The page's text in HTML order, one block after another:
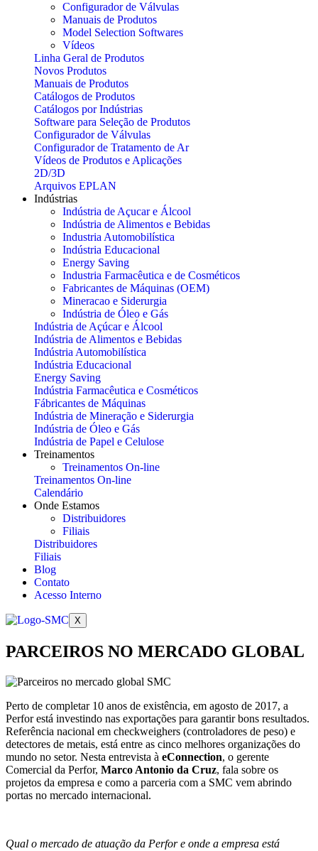
Configurador de Válvulas
Manuais de Produtos
Model Selection Softwares
Vídeos
Linha Geral de Produtos
Novos Produtos
Manuais de Produtos
Catálogos de Produtos
Catálogos por Indústrias
Software para Seleção de Produtos
Configurador de Válvulas
Configurador de Tratamento de Ar
Vídeos de Produtos e Aplicações
2D/3D
Arquivos EPLAN
Indústrias
Indústria de Açucar e Álcool
Indústria de Alimentos e Bebidas
Industria Automobilística
Indústria Educacional
Energy Saving
Industria Farmacêutica e de Cosméticos
Fabricantes de Máquinas (OEM)
Mineracao e Siderurgia
Indústria de Óleo e Gás
Indústria de Açúcar e Álcool
Indústria de Alimentos e Bebidas
Indústria Automobilística
Indústria Educacional
Energy Saving
Indústria Farmacêutica e Cosméticos
Fábricantes de Máquinas
Indústria de Mineração e Siderurgia
Indústria de Óleo e Gás
Indústria de Papel e Celulose
Treinamentos
Treinamentos On-line
Treinamentos On-line
Calendário
Onde Estamos
Distribuidores
Filiais
Distribuidores
Filiais
Blog
Contato
Acesso Interno
X
PARCEIROS NO MERCADO GLOBAL
Perto de completar 10 anos de existência, em agosto de 2017, a
Perfor está investindo nas exportações para garantir bons resultados.
Referência nacional em checkweighers (controladores de peso) e
detectores de metais, está entre as cinco melhores organizações do
mundo no setor. Nesta entrevista à eConnection, o gerente
Comercial da Perfor, Marco Antonio da Cruz, fala sobre os
projetos da empresa e como a parceria com a SMC vem abrindo
portas no mercado internacional.
Qual o mercado de atuação da Perfor e onde a empresa está